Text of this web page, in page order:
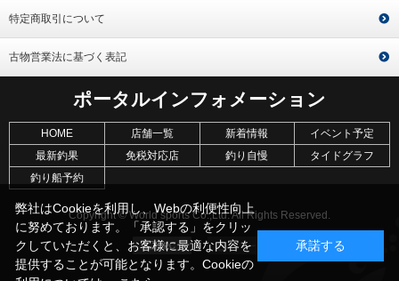
特定商取引について
古物営業法に基づく表記
ポータルインフォメーション
HOME 店舗一覧 新着情報
イベント予定
最新釣果
免税対応店 釣り自慢
タイドグラフ
釣り船予約
Copyright © World sports Co.,Ltd. All Rights Reserved.
弊社はCookieを利用し、Webの利便性向上
に努めております。「承認する」をクリッ
クしていただくと、お客様に最適な内容を
提供することが可能となります。Cookieの
承諾する